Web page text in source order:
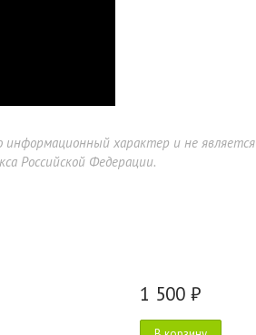
информационный характер и не является
Российской Федерации.
1 500 ₽